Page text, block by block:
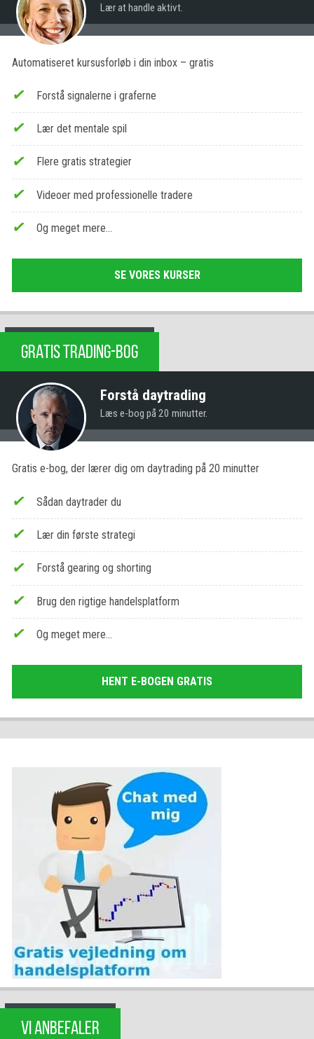
Lær at handle aktivt.
Automatiseret kursusforløb i din inbox – gratis
Forstå signalerne i graferne
Lær det mentale spil
Flere gratis strategier
Videoer med professionelle tradere
Og meget mere…
SE VORES KURSER
GRATIS TRADING-BOG
Forstå daytrading
Læs e-bog på 20 minutter.
Gratis e-bog, der lærer dig om daytrading på 20 minutter
Sådan daytrader du
Lær din første strategi
Forstå gearing og shorting
Brug den rigtige handelsplatform
Og meget mere…
HENT E-BOGEN GRATIS
VI ANBEFALER